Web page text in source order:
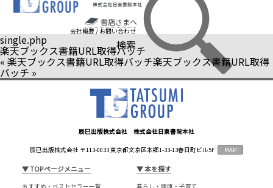
書店さまへ
会社概要 / お問い合わせ
検索
single.php
楽天ブックス書籍URL取得バッチ
« 楽天ブックス書籍URL取得バッチ楽天ブックス書籍URL取得
バッチ »
辰巳出版株式会社 株式会社日東書院本社
辰巳出版株式会社 〒113-0033 東京都文京区本郷1-33-13春日町ビル5F MAP
▼TOPページメニュー
おすすめ・ベストセラー一覧
▼本を探す
暮らし・健康・子育て